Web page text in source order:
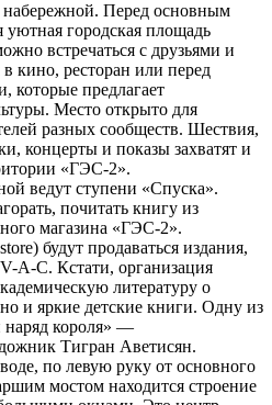
набережной. Перед основным
уютная городская площадь
встречаться с друзьями и
кино, ресторан или перед
которые предлагает
Место открыто для
разных сообществ. Шествия,
концерты и показы захватят и
«ГЭС-2».
ведут ступени «Спуска».
почитать книгу из
магазина «ГЭС-2».
будут продаваться издания,
A-C. Кстати, организация
литературу о
но и яркие детские книги. Одну из
короля» —
Тигран Аветисян.
по левую руку от основного
мостом находится строение